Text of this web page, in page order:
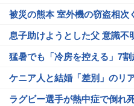
被災の熊本 室外機の窃盗相次
息子助けようとした父 意識不
猛暑でも「冷房を控える」7割
ケニア人と結婚「差別」のリ
ラグビー選手が熱中症で倒れ